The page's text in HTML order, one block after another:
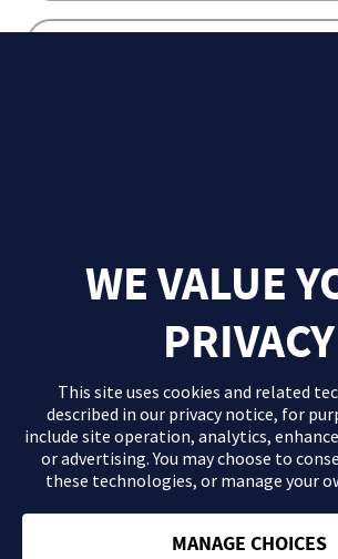
El contenido que se proporciona en este sitio
médico. Consulta con tu profesional
WE VALUE
PRIVACY
This site uses cookies and related
described in our privacy notice, for
include site operation, analytics,
or advertising. You may choose to
these technologies, or manage your
MANAGE CHOICES